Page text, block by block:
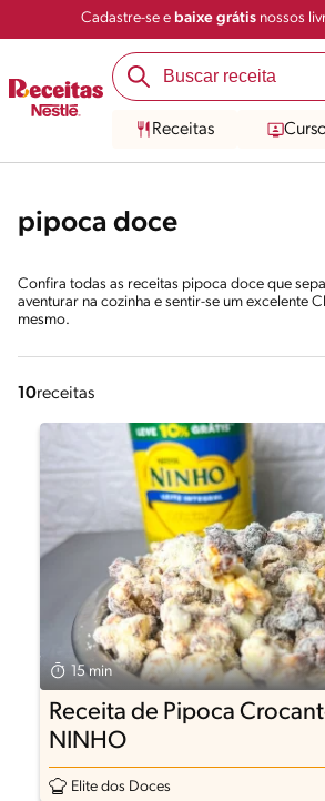
Cadastre-se e baixe grátisnossos
Receitas
pipoca doce
Confira todas as receitas pipoca doce que
aventurar na cozinha e sentir-se um excelente
mesmo.
10receitas
15 min
Receita de Pipoca
NINHO
Elite dos Doces